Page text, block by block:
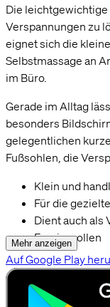
Die
Verspannungen zu
eignet sich die
Selbstmassage an
im Büro.
Gerade im Alltag
besonders
gelegentlichen
Fußsohlen, die
Klein und
Für die
Dient auch als
Faszienrollen
Mehr anzeigen
Auf Google Play